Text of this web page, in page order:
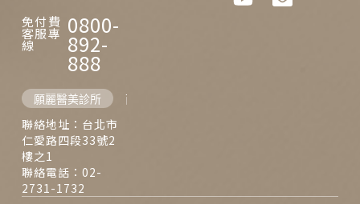
免付費
客服專
線
0800-
892-
888
願麗醫美診所 西門麗思醫美診所
聯絡地址：台北市
仁愛路四段33號2
樓之1
聯絡電話：02-
2731-1732